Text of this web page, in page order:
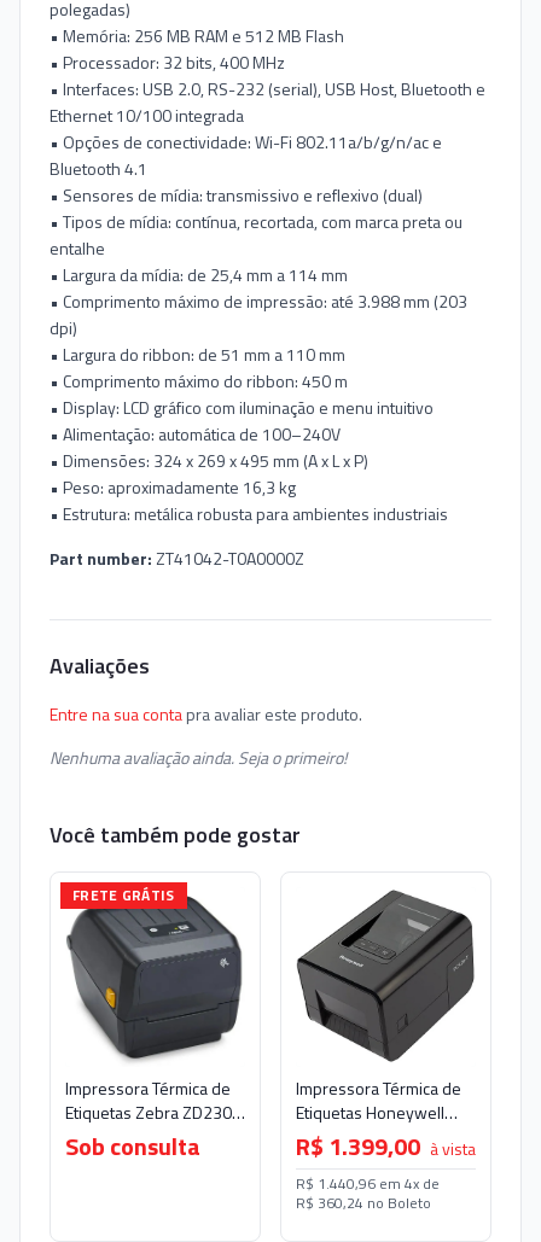
polegadas)
• Memória: 256 MB RAM e 512 MB Flash
• Processador: 32 bits, 400 MHz
• Interfaces: USB 2.0, RS-232 (serial), USB Host, Bluetooth e
Ethernet 10/100 integrada
• Opções de conectividade: Wi-Fi 802.11a/b/g/n/ac e
Bluetooth 4.1
• Sensores de mídia: transmissivo e reflexivo (dual)
• Tipos de mídia: contínua, recortada, com marca preta ou
entalhe
• Largura da mídia: de 25,4 mm a 114 mm
• Comprimento máximo de impressão: até 3.988 mm (203
dpi)
• Largura do ribbon: de 51 mm a 110 mm
• Comprimento máximo do ribbon: 450 m
• Display: LCD gráfico com iluminação e menu intuitivo
• Alimentação: automática de 100–240V
• Dimensões: 324 x 269 x 495 mm (A x L x P)
• Peso: aproximadamente 16,3 kg
• Estrutura: metálica robusta para ambientes industriais
Part number:ZT41042-T0A0000Z
Avaliações
Entre na sua contapra avaliar este produto.
Nenhuma avaliação ainda. Seja o primeiro!
Você também pode gostar
FRETE GRÁTIS
Impressora Térmica de
Etiquetas Zebra ZD230
(USB/Wi-Fi)
Sob consulta
Impressora Térmica de
Etiquetas Honeywell
PC42E-T (USB/Ethernet)
R$ 1.399,00 à vista
R$ 1.440,96 em 4x de
R$ 360,24 no Boleto